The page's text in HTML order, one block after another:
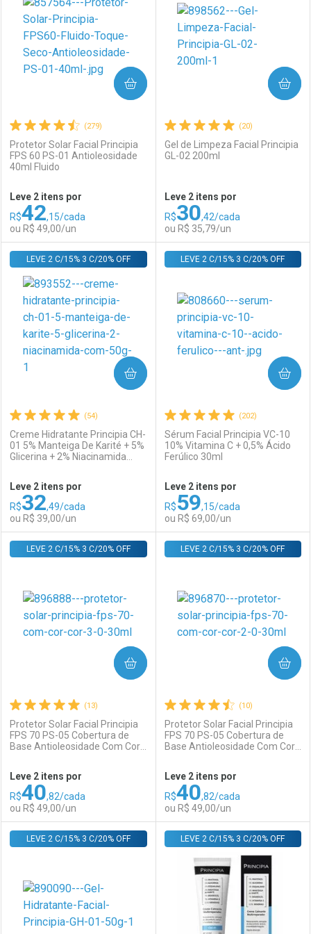
(279)
Protetor Solar Facial Principia
FPS 60 PS-01 Antioleosidade
40ml Fluido
Leve 2 itens por
R$42,15/cada
ou R$ 49,00/un
COMPRAR
FECHAR
Laboratório
Comprar sem Desconto
Por R$ 49,00/cada
FECHAR
Por Menos
Comprar sem Desconto
Por R$ 49,00/cada
(20)
Gel de Limpeza Facial Principia
GL-02 200ml
Leve 2 itens por
R$30,42/cada
ou R$ 35,79/un
COMPRAR
Laboratório
Comprar sem Desconto
Por R$ 35,79/cada
Por Menos
Comprar sem Desconto
Por R$ 35,79/cada
(54)
Creme Hidratante Principia CH-
01 5% Manteiga De Karité + 5%
Glicerina + 2% Niacinamida
LEVE 2 C/15% 3 C/20% OFF
Leve 2 itens por
R$32,49/cada
ou R$ 39,00/un
COMPRAR
FECHAR
Laboratório
Comprar sem Desconto
Por R$ 39,00/cada
FECHAR
Por Menos
Comprar sem Desconto
Por R$ 39,00/cada
(202)
Sérum Facial Principia VC-10
10% Vitamina C + 0,5% Ácido
Ferúlico 30ml
LEVE 2 C/15% 3 C/20% OFF
Leve 2 itens por
R$59,15/cada
ou R$ 69,00/un
COMPRAR
Laboratório
Comprar sem Desconto
Por R$ 69,00/cada
Por Menos
Comprar sem Desconto
Por R$ 69,00/cada
(13)
Protetor Solar Facial Principia
FPS 70 PS-05 Cobertura de
Base Antioleosidade Com Cor
LEVE 2 C/15% 3 C/20% OFF
Leve 2 itens por
R$40,82/cada
ou R$ 49,00/un
COMPRAR
FECHAR
Laboratório
FECHAR
Por Menos
(10)
Protetor Solar Facial Principia
FPS 70 PS-05 Cobertura de
Base Antioleosidade Com Cor
LEVE 2 C/15% 3 C/20% OFF
Leve 2 itens por
R$40,82/cada
ou R$ 49,00/un
COMPRAR
Laboratório
Por Menos
LEVE 2 C/15% 3 C/20% OFF LEVE 2 C/15% 3 C/20% OFF